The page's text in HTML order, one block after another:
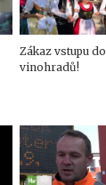
Zákaz vstupu do
vinohradů!